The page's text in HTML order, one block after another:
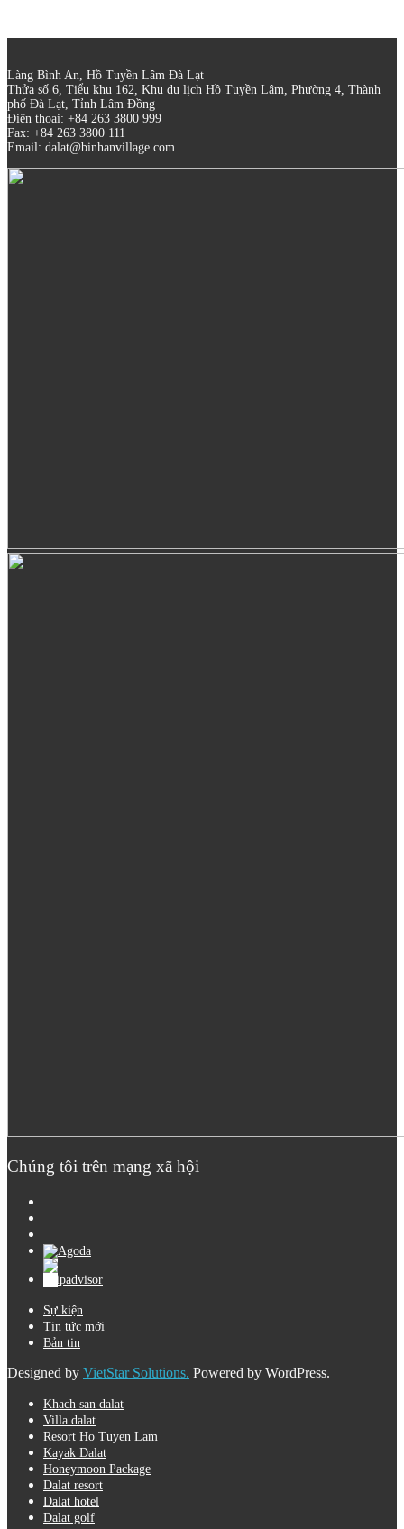
Làng Bình An, Hồ Tuyền Lâm Đà Lạt
Thửa số 6, Tiểu khu 162, Khu du lịch Hồ Tuyền Lâm, Phường 4, Thành
phố Đà Lạt, Tỉnh Lâm Đồng
Điện thoại: +84 263 3800 999
Fax: +84 263 3800 111
Email: dalat@binhanvillage.com
Chúng tôi trên mạng xã hội
Sự kiện
Tin tức mới
Bản tin
Designed by VietStar Solutions. Powered by WordPress.
Khach san dalat
Villa dalat
Resort Ho Tuyen Lam
Kayak Dalat
Honeymoon Package
Dalat resort
Dalat hotel
Dalat golf